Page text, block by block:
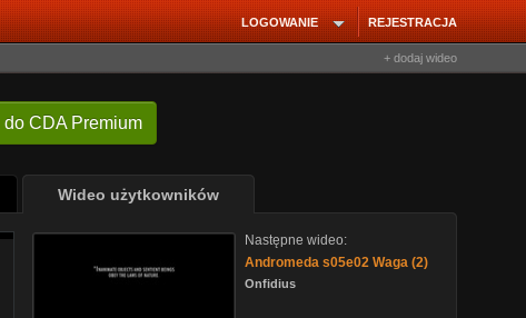
REJESTRACJA
LOGOWANIE
+ dodaj wideo
do CDA Premium
Wideo użytkowników
Następne wideo:
Andromeda s05e02 Waga (2)
Onfidius